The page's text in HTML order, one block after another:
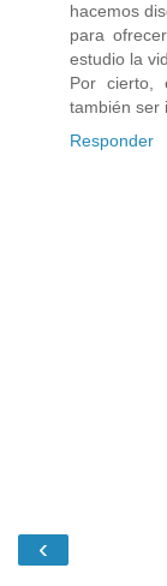
hacemos
para
estudio la
Por cierto,
también ser
Responder
‹